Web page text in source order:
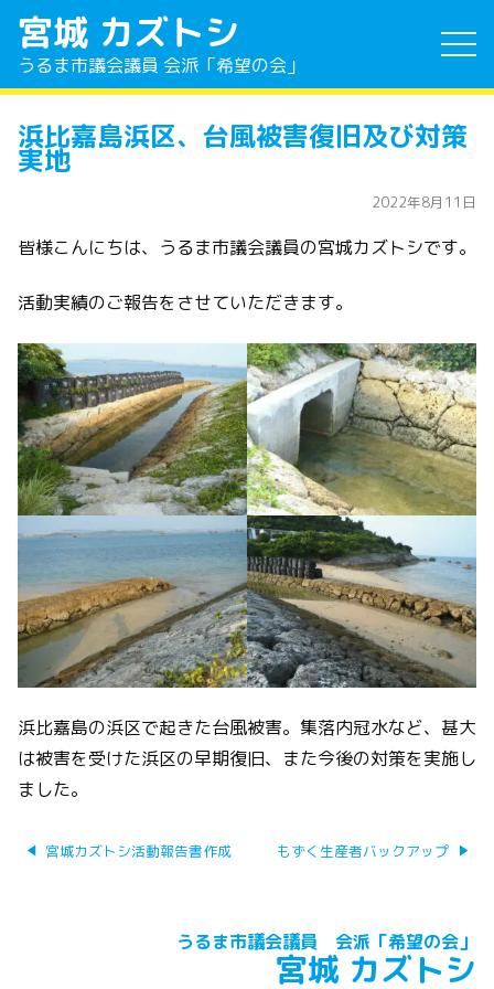
宮城 カズトシ
うるま市議会議員 会派「希望の会」
浜比嘉島浜区、台風被害復旧及び対策
実地
2022年8月11日
皆様こんにちは、うるま市議会議員の宮城カズトシです。
活動実績のご報告をさせていただきます。
浜比嘉島の浜区で起きた台風被害。集落内冠水など、甚大
は被害を受けた浜区の早期復旧、また今後の対策を実施し
ました。
投
稿宮城カズトシ活動報告書作成 もずく生産者バックアップ
うるま市議会議員 会派「希望の会」
宮城 カズトシ